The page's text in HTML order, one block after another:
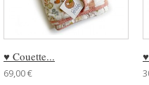
♥ Couette...
69,00 €